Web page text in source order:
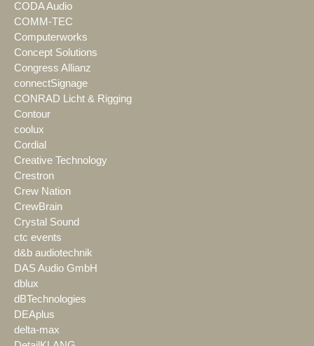
CODA Audio
COMM-TEC
Computerworks
Concept Solutions
Congress Allianz
connectSignage
CONRAD Licht & Rigging
Contour
coolux
Cordial
Creative Technology
Crestron
Crew Nation
CrewBrain
Crystal Sound
ctc events
d&b audiotechnik
DAS Audio GmbH
dblux
dBTechnologies
DEAplus
delta-max